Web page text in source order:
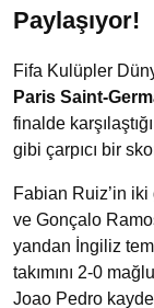
Paylaşıyor!
Fifa Kulüpler
Paris Saint-
finalde
gibi çarpıcı bir
Fabian Ruiz’in iki
ve Gonçalo
yandan İngiliz
takımını 2-0
Joao Pedro